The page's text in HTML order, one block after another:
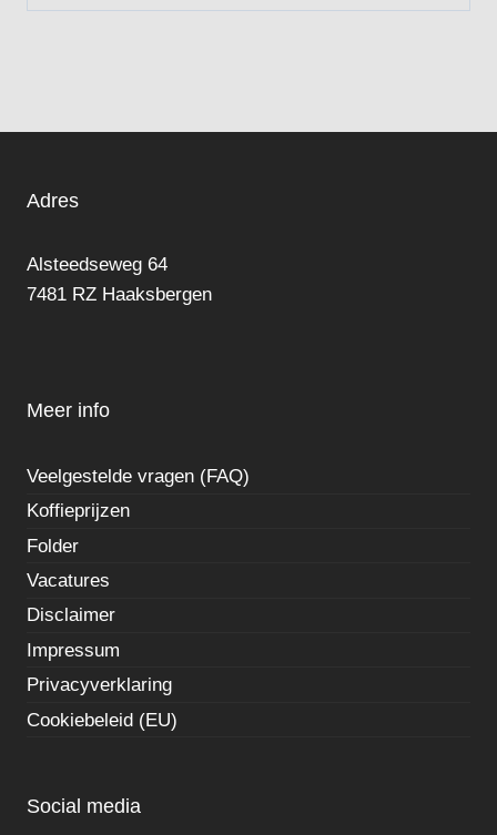
Adres
Alsteedseweg 64
7481 RZ Haaksbergen
Meer info
Veelgestelde vragen (FAQ)
Koffieprijzen
Folder
Vacatures
Disclaimer
Impressum
Privacyverklaring
Cookiebeleid (EU)
Social media